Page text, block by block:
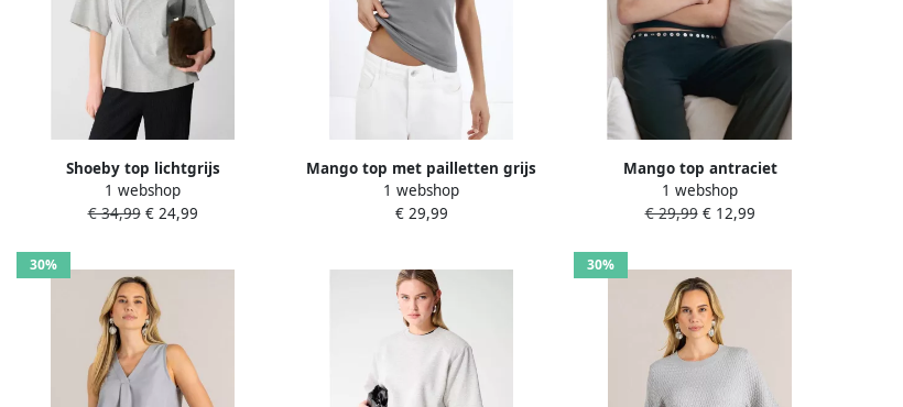
Shoeby top lichtgrijs
1 webshop
€ 34,99€ 24,99
Mango top met pailletten grijs
1 webshop
€ 29,99
Mango top antraciet
1 webshop
€ 29,99€ 12,99
30% 30%